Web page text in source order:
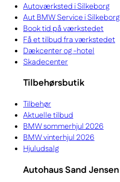
Autoværksted i Silkeborg
Aut BMW Service i Silkeborg
Book tid på værkstedet
Få et tilbud fra værkstedet
Dækcenter og -hotel
Skadecenter
Tilbehørsbutik
Tilbehør
Aktuelle tilbud
BMW sommerhjul 2026
BMW vinterhjul 2026
Hjuludsalg
Autohaus Sand Jensen